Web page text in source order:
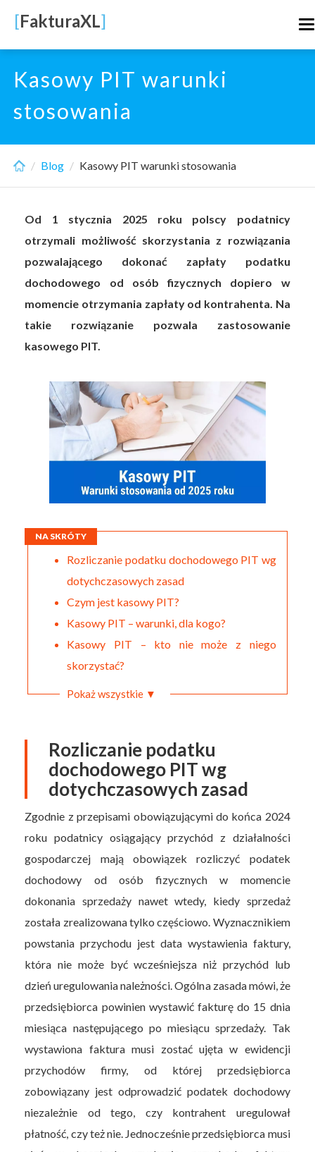
main
content
[FakturaXL]
Kasowy PIT warunki
stosowania
Blog Kasowy PIT warunki stosowania
Od 1 stycznia 2025 roku polscy podatnicy
otrzymali możliwość skorzystania z rozwiązania
pozwalającego dokonać zapłaty podatku
dochodowego od osób fizycznych dopiero w
momencie otrzymania zapłaty od kontrahenta. Na
takie rozwiązanie pozwala zastosowanie
kasowego PIT.
NA SKRÓTY
Rozliczanie podatku dochodowego PIT wg
dotychczasowych zasad
Czym jest kasowy PIT?
Kasowy PIT – warunki, dla kogo?
Kasowy PIT – kto nie może z niego
skorzystać?
Pokaż wszystkie ▼
Rozliczanie podatku
dochodowego PIT wg
dotychczasowych zasad
Zgodnie z przepisami obowiązującymi do końca 2024
roku podatnicy osiągający przychód z działalności
gospodarczej mają obowiązek rozliczyć podatek
dochodowy od osób fizycznych w momencie
dokonania sprzedaży nawet wtedy, kiedy sprzedaż
została zrealizowana tylko częściowo. Wyznacznikiem
powstania przychodu jest data wystawienia faktury,
która nie może być wcześniejsza niż przychód lub
dzień uregulowania należności. Ogólna zasada mówi, że
przedsiębiorca powinien wystawić fakturę do 15 dnia
miesiąca następującego po miesiącu sprzedaży. Tak
wystawiona faktura musi zostać ujęta w ewidencji
przychodów firmy, od której przedsiębiorca
zobowiązany jest odprowadzić podatek dochodowy
niezależnie od tego, czy kontrahent uregulował
płatność, czy też nie. Jednocześnie przedsiębiorca musi